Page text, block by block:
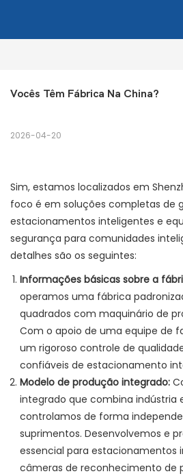
Vocês Têm Fábrica Na China?
2026-04-20
Sim, estamos localizados em
foco é em soluções completas de
estacionamentos inteligentes e
segurança para comunidades
detalhes são os seguintes:
Informações básicas sobre a
operamos uma fábrica
quadrados com maquinário de
Com o apoio de uma equipe de
um rigoroso controle de
confiáveis ​​de estacionamento
Modelo de produção integrado:
integrado que combina indústria
controlamos de forma
suprimentos. Desenvolvemos e
essencial para estacionamentos
câmeras de reconhecimento de